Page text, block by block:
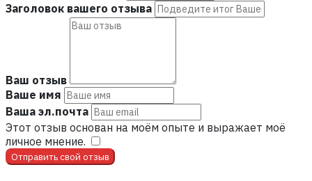
Заголовок вашего отзыва
Ваш отзыв
Ваше имя
Ваша эл.почта
Этот отзыв основан на моём опыте и выражает моё
личное мнение.
Отправить свой отзыв